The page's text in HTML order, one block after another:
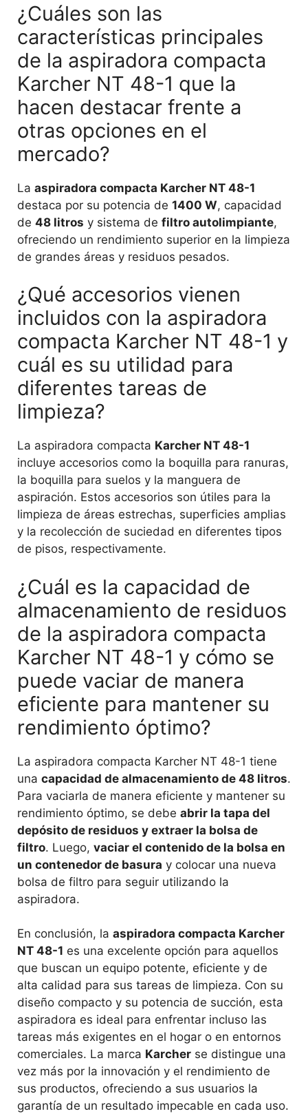
¿Cuáles son las
características principales
de la aspiradora compacta
Karcher NT 48-1 que la
hacen destacar frente a
otras opciones en el
mercado?
La aspiradora compacta Karcher NT 48-1
destaca por su potencia de 1400 W, capacidad
de 48 litros y sistema de filtro autolimpiante,
ofreciendo un rendimiento superior en la limpieza
de grandes áreas y residuos pesados.
¿Qué accesorios vienen
incluidos con la aspiradora
compacta Karcher NT 48-1 y
cuál es su utilidad para
diferentes tareas de
limpieza?
La aspiradora compacta Karcher NT 48-1
incluye accesorios como la boquilla para ranuras,
la boquilla para suelos y la manguera de
aspiración. Estos accesorios son útiles para la
limpieza de áreas estrechas, superficies amplias
y la recolección de suciedad en diferentes tipos
de pisos, respectivamente.
¿Cuál es la capacidad de
almacenamiento de residuos
de la aspiradora compacta
Karcher NT 48-1 y cómo se
puede vaciar de manera
eficiente para mantener su
rendimiento óptimo?
La aspiradora compacta Karcher NT 48-1 tiene
una capacidad de almacenamiento de 48 litros.
Para vaciarla de manera eficiente y mantener su
rendimiento óptimo, se debe abrir la tapa del
depósito de residuos y extraer la bolsa de
filtro. Luego, vaciar el contenido de la bolsa en
un contenedor de basura y colocar una nueva
bolsa de filtro para seguir utilizando la
aspiradora.
En conclusión, la aspiradora compacta Karcher
NT 48-1 es una excelente opción para aquellos
que buscan un equipo potente, eficiente y de
alta calidad para sus tareas de limpieza. Con su
diseño compacto y su potencia de succión, esta
aspiradora es ideal para enfrentar incluso las
tareas más exigentes en el hogar o en entornos
comerciales. La marca Karcher se distingue una
vez más por la innovación y el rendimiento de
sus productos, ofreciendo a sus usuarios la
garantía de un resultado impecable en cada uso.